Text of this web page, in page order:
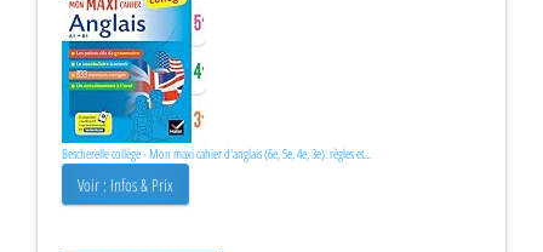
Bescherelle collège - Mon maxi cahier d'anglais (6e, 5e, 4e, 3e): règles et...
Voir : Infos & Prix